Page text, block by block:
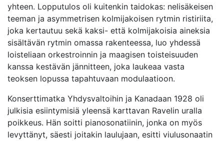
yhteen. Lopputulos oli kuitenkin taidokas: nelisäkeisen
teeman ja asymmetrisen kolmijakoisen rytmin ristiriita,
joka kertautuu sekä kaksi- että kolmijakoisia aineksia
sisältävän rytmin omassa rakenteessa, luo yhdessä
loisteliaan orkestroinnin ja maagisen toisteisuuden
kanssa kestävän jännitteen, joka laukeaa vasta
teoksen lopussa tapahtuvaan modulaatioon.
Konserttimatka Yhdysvaltoihin ja Kanadaan 1928 oli
julkisia esiintymisiä yleensä karttavan Ravelin uralla
poikkeus. Hän soitti pianosonatiinin, jonka on myös
levyttänyt, säesti joitakin laulujaan, esitti viulusonaatin